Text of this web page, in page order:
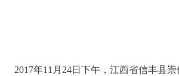
2017年11月24日下午，江西省信丰县